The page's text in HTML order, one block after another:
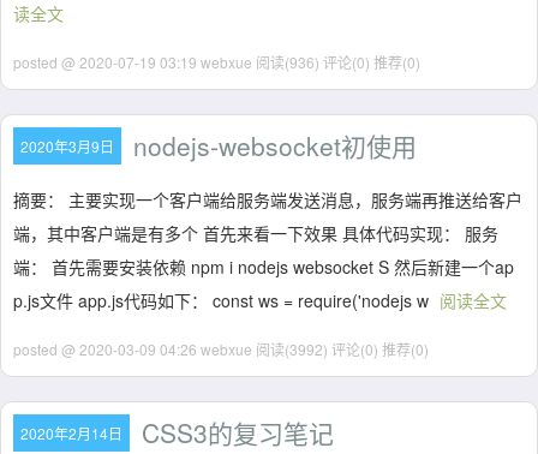
读全文
posted @ 2020-07-19 03:19 webxue 阅读(936) 评论(0) 推荐(0)
2020年3月9日 nodejs-websocket初使用
摘要： 主要实现一个客户端给服务端发送消息，服务端再推送给客户
端，其中客户端是有多个 首先来看一下效果 具体代码实现： 服务
端： 首先需要安装依赖 npm i nodejs websocket S 然后新建一个ap
p.js文件 app.js代码如下： const ws = require('nodejs w 阅读全文
posted @ 2020-03-09 04:26 webxue 阅读(3992) 评论(0) 推荐(0)
2020年2月14日 CSS3的复习笔记